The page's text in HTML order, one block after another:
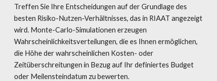
Treffen Sie Ihre Entscheidungen auf der Grundlage des
besten Risiko-Nutzen-Verhältnisses, das in RIAAT angezeigt
wird. Monte-Carlo-Simulationen erzeugen
Wahrscheinlichkeitsverteilungen, die es Ihnen ermöglichen,
die Höhe der wahrscheinlichen Kosten- oder
Zeitüberschreitungen in Bezug auf Ihr definiertes Budget
oder Meilensteindatum zu bewerten.